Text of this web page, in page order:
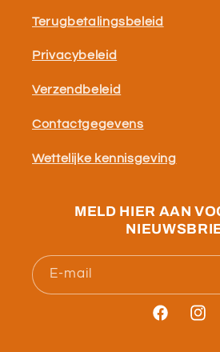
Terugbetalingsbeleid
Privacybeleid
Verzendbeleid
Contactgegevens
Wettelijke kennisgeving
MELD HIER AAN
E‑mail
https://